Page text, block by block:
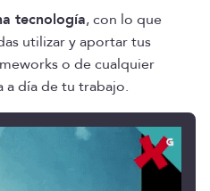
tecnología, con lo que
utilizar y aportar tus
o de cualquier
a día de tu trabajo.